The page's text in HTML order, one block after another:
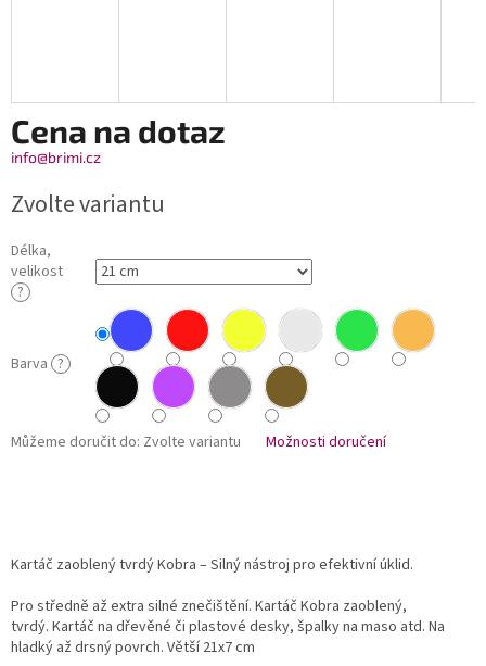
Cena na dotaz
info@brimi.cz
Zvolte variantu
Délka,
velikost
?
Barva ?
Můžeme doručit do: Zvolte variantu Možnosti doručení
Kartáč zaoblený tvrdý Kobra – Silný nástroj pro efektivní úklid.
Pro středně až extra silné znečištění. Kartáč Kobra zaoblený,
tvrdý. Kartáč na dřevěné či plastové desky, špalky na maso atd. Na
hladký až drsný povrch. Větší 21x7 cm